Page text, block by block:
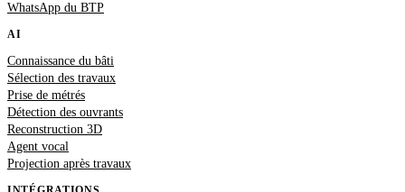
WhatsApp du BTP
AI
Connaissance du bâti
Sélection des travaux
Prise de métrés
Détection des ouvrants
Reconstruction 3D
Agent vocal
Projection après travaux